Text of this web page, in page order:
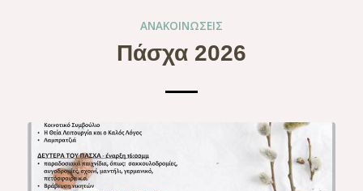
ΑΝΑΚΟΙΝΏΣΕΙΣ
Πάσχα 2026